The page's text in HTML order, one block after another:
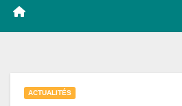
ACTUALITÉS